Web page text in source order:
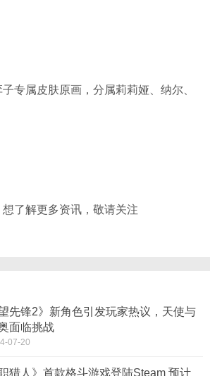
专属皮肤原画，分属莉莉娅、纳尔、
了解更多资讯，敬请关注
望先锋2》新角色引发玩家热议，天使与
面临挑战
07-20
职猎人》首款格斗游戏登陆Steam 预计